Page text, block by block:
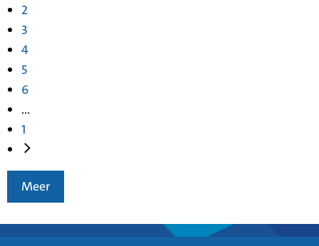
2
3
4
5
6
...
1
Meer